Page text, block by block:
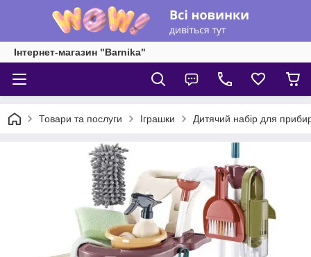
Інтернет-магазин "Barnika"
Товари та послуги Іграшки Дитячий набір для